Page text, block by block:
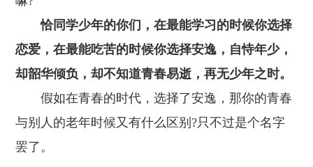
恰同学少年的你们，在最能学习的时候你选择
恋爱，在最能吃苦的时候你选择安逸，自恃年少，
却韶华倾负，却不知道青春易逝，再无少年之时。
假如在青春的时代，选择了安逸，那你的青春
与别人的老年时候又有什么区别?只不过是个名字
罢了。